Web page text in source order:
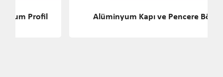
Alüminyum Kapı ve Pencere Bölümü